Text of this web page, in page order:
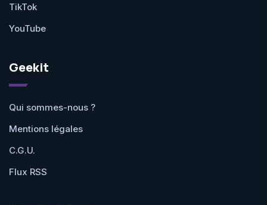
TikTok
YouTube
Geekit
Qui sommes-nous ?
Mentions légales
C.G.U.
Flux RSS